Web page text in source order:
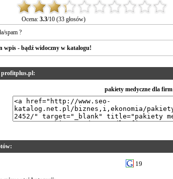
Ocena: 3.3/10 (33 głosów)
spam ?
wpis - bądź widoczny w katalogu!
pakiety medyczne dla firm
19